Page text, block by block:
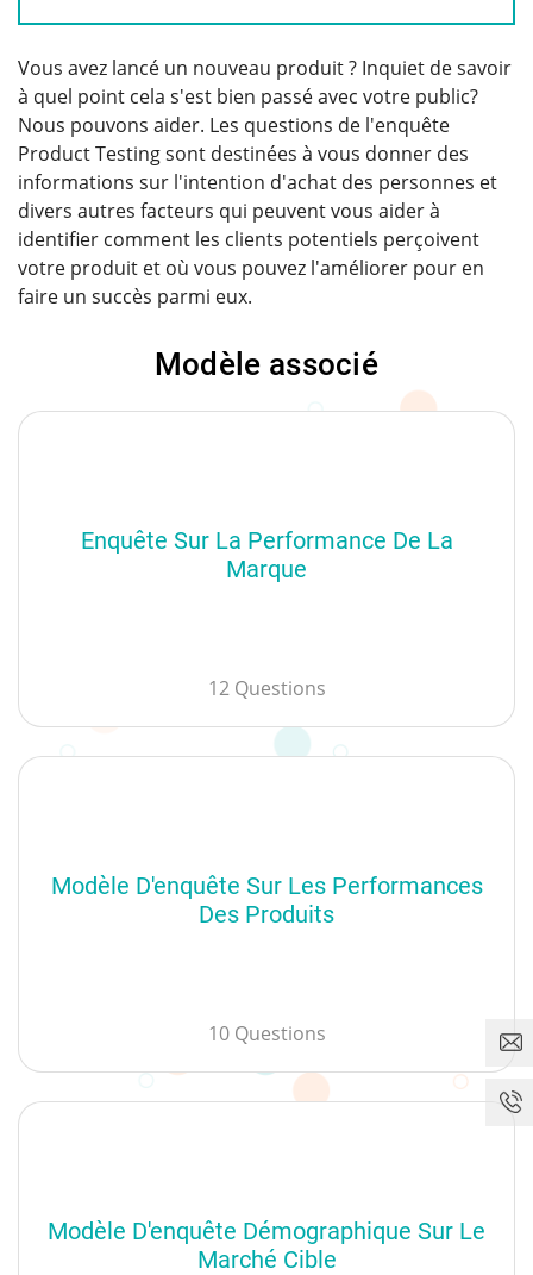
Vous avez lancé un nouveau produit ? Inquiet de savoir
à quel point cela s'est bien passé avec votre public?
Nous pouvons aider. Les questions de l'enquête
Product Testing sont destinées à vous donner des
informations sur l'intention d'achat des personnes et
divers autres facteurs qui peuvent vous aider à
identifier comment les clients potentiels perçoivent
votre produit et où vous pouvez l'améliorer pour en
faire un succès parmi eux.
Modèle associé
Enquête Sur La Performance De La
Marque
12 Questions
Modèle D'enquête Sur Les Performances
Des Produits
10 Questions
Modèle D'enquête Démographique Sur Le
Marché Cible